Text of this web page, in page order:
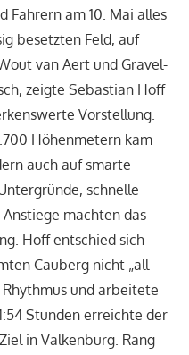
Fahrern am 10. Mai alles
besetzten Feld, auf
van Aert und Gravel-
zeigte Sebastian Hoff
Vorstellung.
Höhenmetern kam
auch auf smarte
schnelle
machten das
Hoff entschied sich
Cauberg nicht „all-
Rhythmus und arbeitete
Stunden erreichte der
in Valkenburg. Rang